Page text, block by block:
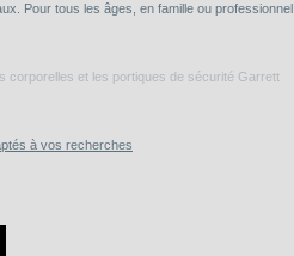
Pour tous les âges, en famille ou professionnel
corporelles et les portiques de sécurité Garrett
à vos recherches